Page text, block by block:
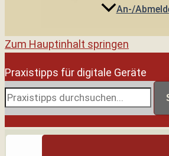
An-/
Zum Hauptinhalt springen
Praxistipps für digitale Geräte